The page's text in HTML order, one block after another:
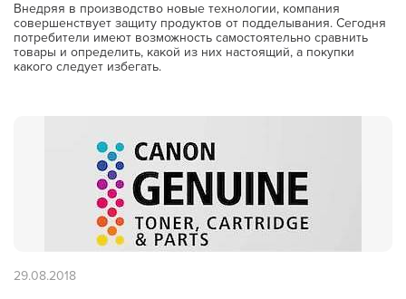
Внедряя в производство новые технологии, компания
совершенствует защиту продуктов от подделывания. Сегодня
потребители имеют возможность самостоятельно сравнить
товары и определить, какой из них настоящий, а покупки
какого следует избегать.
29.08.2018